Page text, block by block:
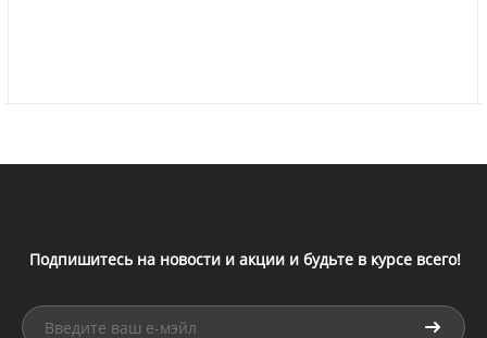
Подпишитесь на новости и акции и будьте в курсе всего!